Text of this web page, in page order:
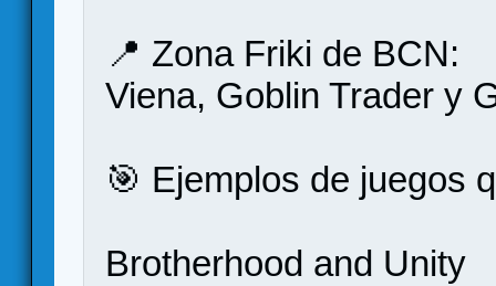
📍 Zona Friki de BCN:
Viena, Goblin Trader y
🎯 Ejemplos de juegos
Brotherhood and Unity